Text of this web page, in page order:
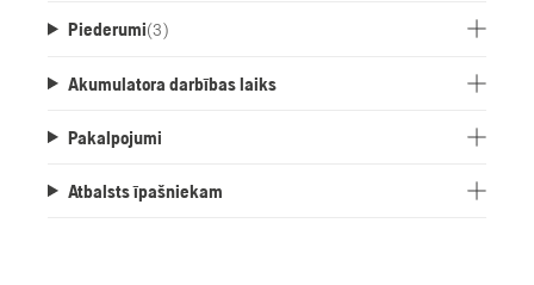
Piederumi(3)
Akumulatora darbības laiks
Pakalpojumi
Atbalsts īpašniekam